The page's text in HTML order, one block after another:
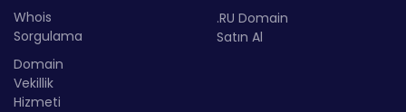
Whois
Sorgulama
Domain
Vekillik
Hizmeti
.RU Domain
Satın Al